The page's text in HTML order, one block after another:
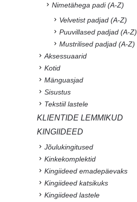
Nimetähega padi (A-Z)
Velvetist padjad (A-Z)
Puuvillased padjad (A-Z)
Mustrilised padjad (A-Z)
Aksessuaarid
Kotid
Mänguasjad
Sisustus
Tekstiil lastele
KLIENTIDE LEMMIKUD
KINGIIDEED
Jõulukingitused
Kinkekomplektid
Kingiideed emadepäevaks
Kingiideed katsikuks
Kingiideed lastele